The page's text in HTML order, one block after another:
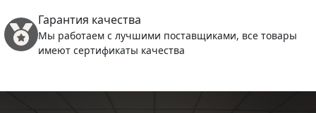
Гарантия качества
Мы работаем с лучшими поставщиками, все товары
имеют сертификаты качества